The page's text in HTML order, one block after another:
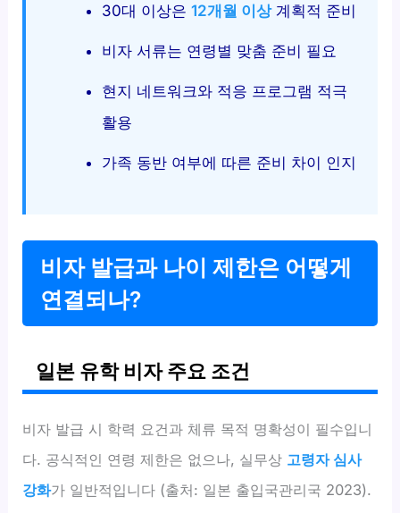
30대 이상은 12개월 이상계획적 준비
비자 서류는 연령별 맞춤 준비 필요
현지 네트워크와 적응 프로그램 적극
활용
가족 동반 여부에 따른 준비 차이 인지
비자 발급과 나이 제한은 어떻게
연결되나?
일본 유학 비자 주요 조건
비자 발급 시 학력 요건과 체류 목적 명확성이 필수입니
다. 공식적인 연령 제한은 없으나, 실무상 고령자 심사
강화가 일반적입니다 (출처: 일본 출입국관리국 2023).